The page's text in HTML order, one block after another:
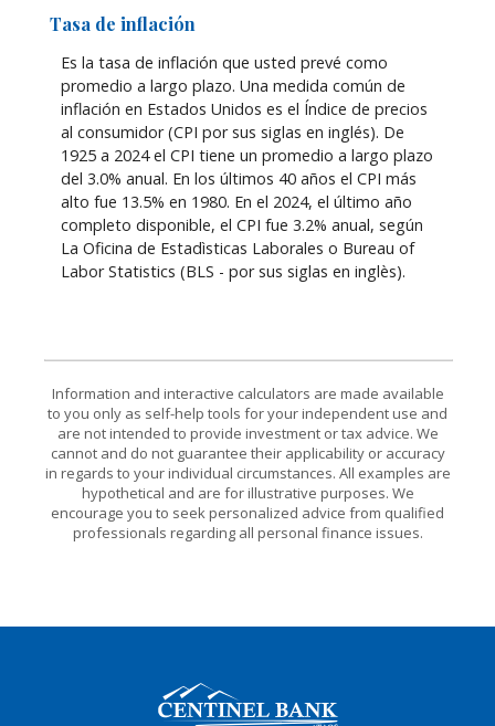
Tasa de inflación
Es la tasa de inflación que usted prevé como
promedio a largo plazo. Una medida común de
inflación en Estados Unidos es el Índice de precios
al consumidor (CPI por sus siglas en inglés). De
1925 a 2024 el CPI tiene un promedio a largo plazo
del 3.0% anual. En los últimos 40 años el CPI más
alto fue 13.5% en 1980. En el 2024, el último año
completo disponible, el CPI fue 3.2% anual, según
La Oficina de Estadìsticas Laborales o Bureau of
Labor Statistics (BLS - por sus siglas en inglès).
Information and interactive calculators are made available
to you only as self-help tools for your independent use and
are not intended to provide investment or tax advice. We
cannot and do not guarantee their applicability or accuracy
in regards to your individual circumstances. All examples are
hypothetical and are for illustrative purposes. We
encourage you to seek personalized advice from qualified
professionals regarding all personal finance issues.
Centinel Bank of Taos